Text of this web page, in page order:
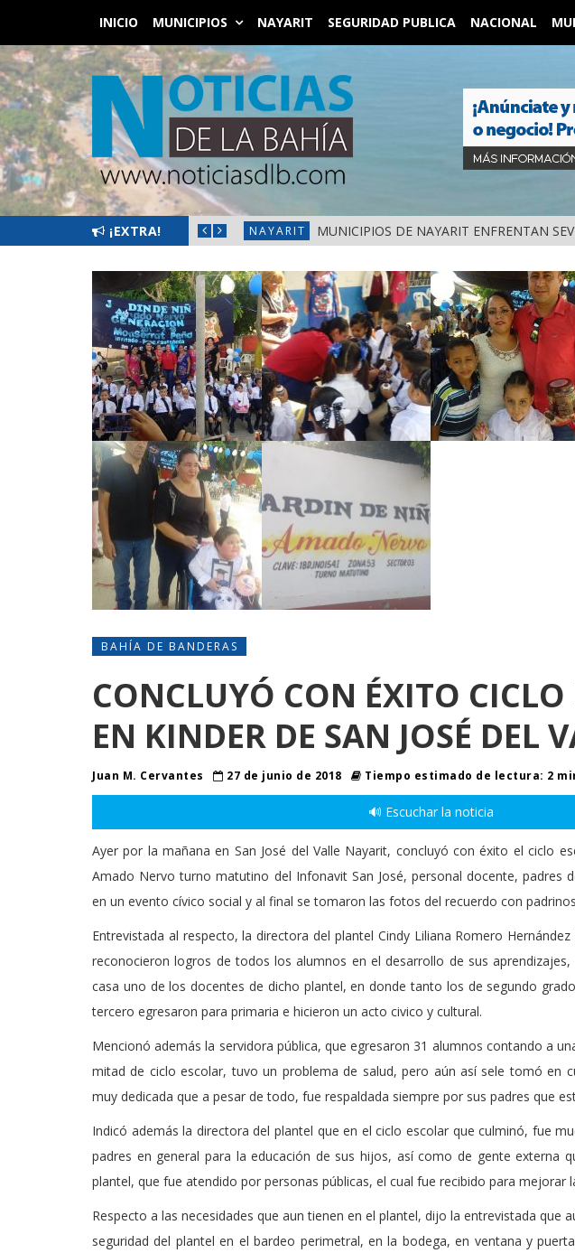
INICIO MUNICIPIOS NAYARIT SEGURIDAD PUBLICA NACIONAL
¡EXTRA!
FRONTERAS DE NAYARIT NAYARIT MUNICIPIOS DE NAYARIT ENFRENTAN
BAHÍA DE BANDERAS
CONCLUYÓ CON ÉXITO CICLO
EN KINDER DE SAN JOSÉ DEL
Juan M. Cervantes 27 de junio de 2018 Tiempo estimado de lectura: 2
🔊 Escuchar la noticia
Ayer por la mañana en San José del Valle Nayarit, concluyó con éxito el ciclo
Amado Nervo turno matutino del Infonavit San José, personal docente, padres
en un evento cívico social y al final se tomaron las fotos del recuerdo con
Entrevistada al respecto, la directora del plantel Cindy Liliana Romero
reconocieron logros de todos los alumnos en el desarrollo de sus
casa uno de los docentes de dicho plantel, en donde tanto los de segundo
tercero egresaron para primaria e hicieron un acto civico y cultural.
Mencionó además la servidora pública, que egresaron 31 alumnos contando a
mitad de ciclo escolar, tuvo un problema de salud, pero aún así sele tomó en
muy dedicada que a pesar de todo, fue respaldada siempre por sus padres que
Indicó además la directora del plantel que en el ciclo escolar que culminó, fue
padres en general para la educación de sus hijos, así como de gente externa
plantel, que fue atendido por personas públicas, el cual fue recibido para mejorar
Respecto a las necesidades que aun tienen en el plantel, dijo la entrevistada que
seguridad del plantel en el bardeo perimetral, en la bodega, en ventana y